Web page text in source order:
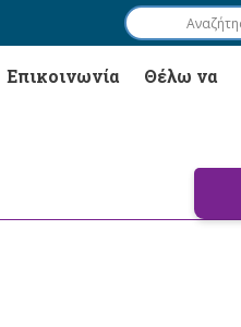
Επικοινωνία Θέλω να